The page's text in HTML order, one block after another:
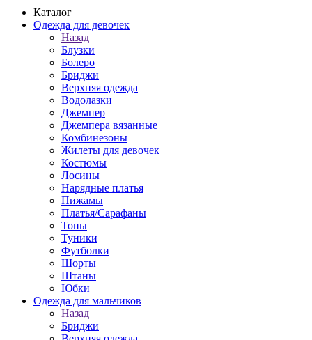
Каталог
Одежда для девочек
Назад
Блузки
Болеро
Бриджи
Верхняя одежда
Водолазки
Джемпер
Джемпера вязанные
Комбинезоны
Жилеты для девочек
Костюмы
Лосины
Нарядные платья
Пижамы
Платья/Сарафаны
Топы
Туники
Футболки
Шорты
Штаны
Юбки
Одежда для мальчиков
Назад
Бриджи